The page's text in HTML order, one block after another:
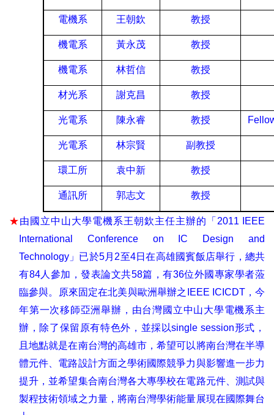
電機系 王朝欽 教授
機電系 黃永茂 教授
機電系 林哲信 教授
材光系 謝克昌 教授
光電系 陳永睿 教授
光電系 林宗賢 副教授
環工所 袁中新 教授
通訊所 郭志文 教授
★由國立中山大學電機系王朝欽主任主辦的「 2011 IEEE
International Conference on IC Design and
Technology 」已於5月 2至4日在高雄國賓飯店舉行，總共
有84人參加，發表論文共58篇，有36位外國專家學者蒞
臨參與。原來固定在北美與歐洲舉辦之 IEEE ICICDT，今
年第一次移師亞洲舉辦，由台灣國立中山大學電機系主
辦，除了保留原有特色外，並採以single session形式，
且地點就是在南台灣的高雄市，希望可以將南台灣在半導
體元件、電路設計方面之學術國際競爭力與影響進一步力
提升，並希望集合南台灣各大專學校在電路元件、測試與
製程技術領域之力量，將南台灣學術能量展現在國際舞台